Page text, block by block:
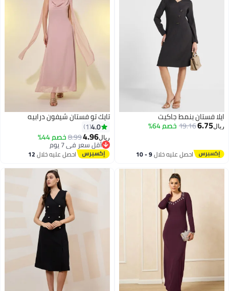
ايلا فستان بنمط جاكيت
ريال6.75
19.16خصم 64%
احصل عليه خلال 9 - 10
تايك تو فستان شيفون درابيه
4.0
1
ريال4.96
8.99خصم 44%
أقل سعر في 7 يوم
أقل سعر في 7 يوماحصل عليه خلال12